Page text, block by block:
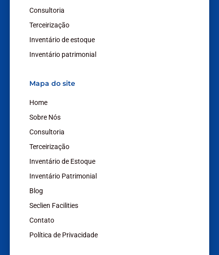
n
Consultoria
Terceirização
Inventário de estoque
Inventário patrimonial
Mapa do site
Home
Sobre Nós
Consultoria
Terceirização
Inventário de Estoque
Inventário Patrimonial
Blog
Seclien Facilities
Contato
Política de Privacidade